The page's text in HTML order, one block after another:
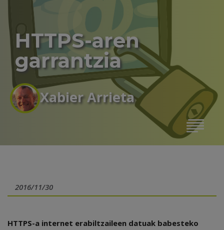
HTTPS-aren
garrantzia
Xabier Arrieta
2016/11/30
HTTPS-a internet erabiltzaileen datuak babesteko